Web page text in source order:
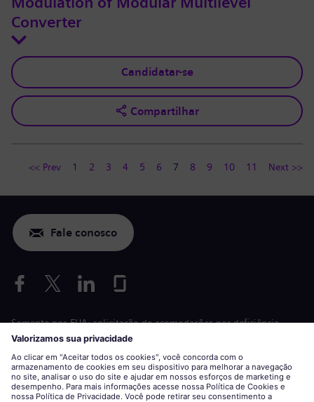
Converter
Candidatar-se
Compartilhar
<< Prev 1 2 3 4 5 6 7 8 9 10 11 Next >>
Fale conosco
Somente nos EUA: solicitação de acomodações por deficiência
Aplicação de condições de trabalho
siemens-energy.comSite global
Informações corporativas Declaração de privacidade